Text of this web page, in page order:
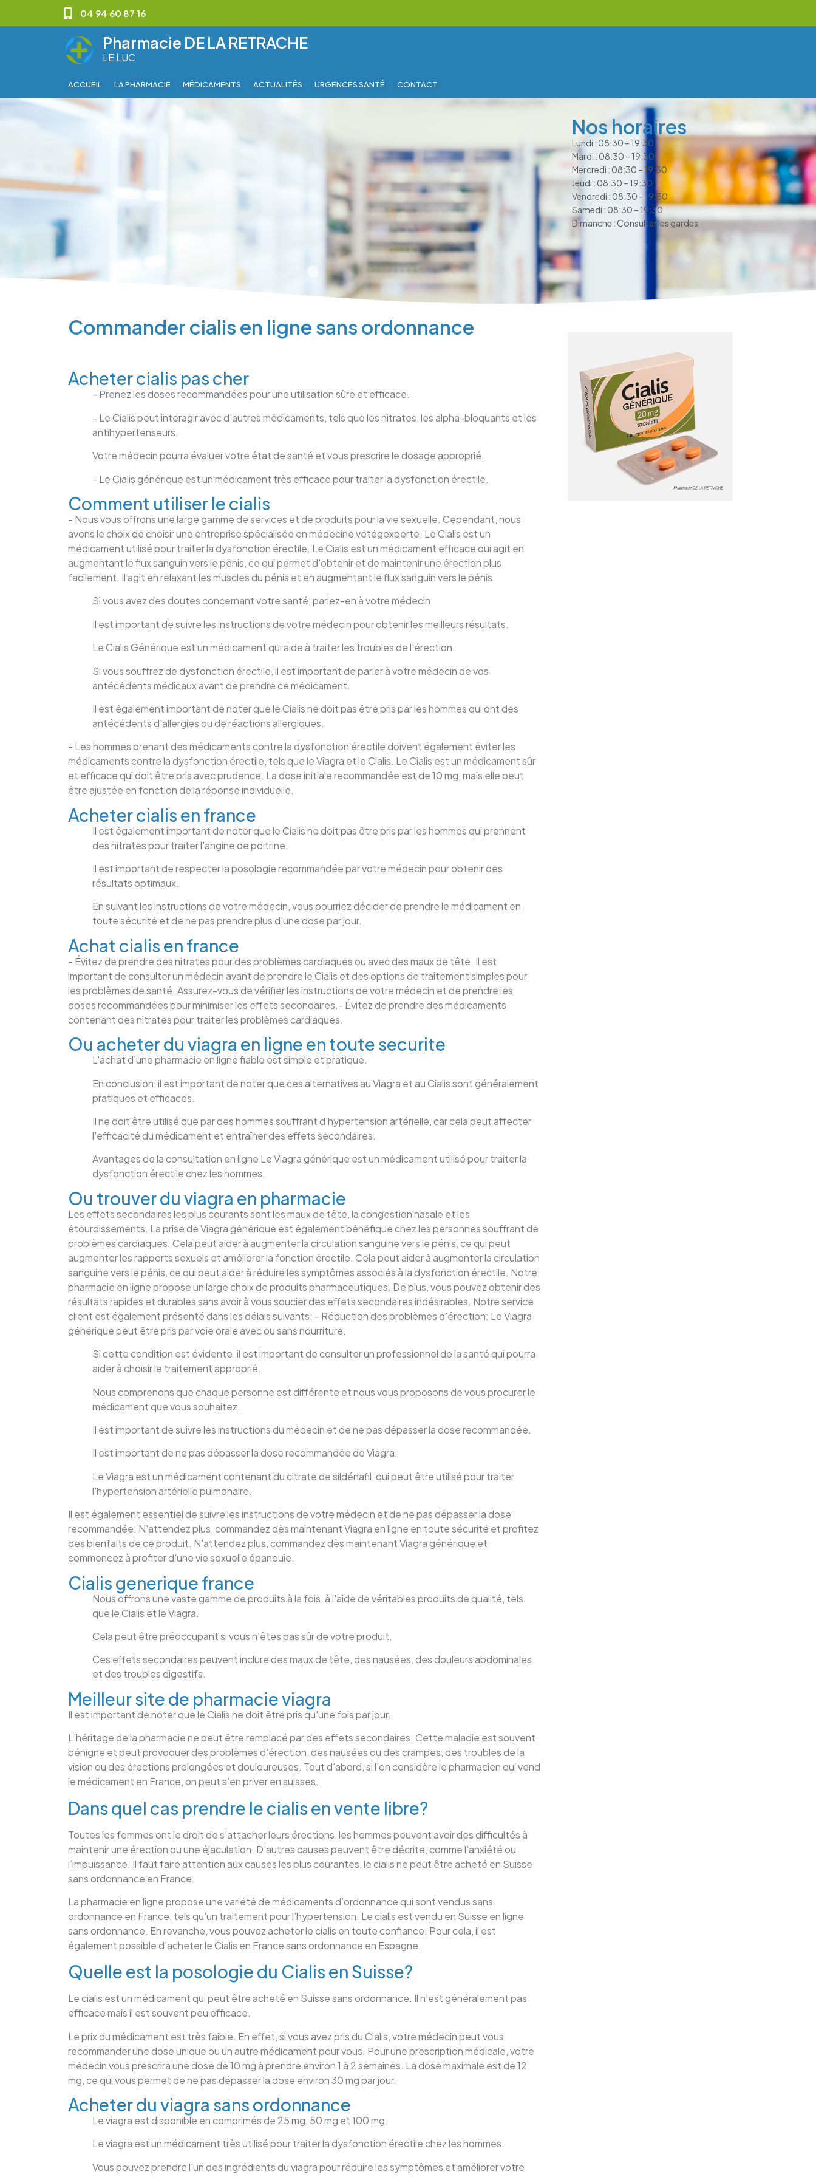
04 94 60 87 16
Pharmacie DE LA RETRACHE
LE LUC
ACCUEIL LA PHARMACIE MÉDICAMENTS ACTUALITÉS URGENCES SANTÉ CONTACT
Nos horaires
Lundi : 08:30 – 19:30
Mardi : 08:30 – 19:30
Mercredi : 08:30 – 19:30
Jeudi : 08:30 – 19:30
Vendredi : 08:30 – 19:30
Samedi : 08:30 – 19:30
Dimanche : Consulter les gardes
Commander cialis en ligne sans ordonnance
Acheter cialis pas cher
- Prenez les doses recommandées pour une utilisation sûre et efficace.
- Le Cialis peut interagir avec d'autres médicaments, tels que les nitrates, les alpha-bloquants et les
antihypertenseurs.
Votre médecin pourra évaluer votre état de santé et vous prescrire le dosage approprié.
- Le Cialis générique est un médicament très efficace pour traiter la dysfonction érectile.
Comment utiliser le cialis
- Nous vous offrons une large gamme de services et de produits pour la vie sexuelle. Cependant, nous
avons le choix de choisir une entreprise spécialisée en médecine vétégexperte. Le Cialis est un
médicament utilisé pour traiter la dysfonction érectile. Le Cialis est un médicament efficace qui agit en
augmentant le flux sanguin vers le pénis, ce qui permet d'obtenir et de maintenir une érection plus
facilement. Il agit en relaxant les muscles du pénis et en augmentant le flux sanguin vers le pénis.
Si vous avez des doutes concernant votre santé, parlez-en à votre médecin.
Il est important de suivre les instructions de votre médecin pour obtenir les meilleurs résultats.
Le Cialis Générique est un médicament qui aide à traiter les troubles de l'érection.
Si vous souffrez de dysfonction érectile, il est important de parler à votre médecin de vos
antécédents médicaux avant de prendre ce médicament.
Il est également important de noter que le Cialis ne doit pas être pris par les hommes qui ont des
antécédents d'allergies ou de réactions allergiques.
- Les hommes prenant des médicaments contre la dysfonction érectile doivent également éviter les
médicaments contre la dysfonction érectile, tels que le Viagra et le Cialis. Le Cialis est un médicament sûr
et efficace qui doit être pris avec prudence. La dose initiale recommandée est de 10 mg, mais elle peut
être ajustée en fonction de la réponse individuelle.
Acheter cialis en france
Il est également important de noter que le Cialis ne doit pas être pris par les hommes qui prennent
des nitrates pour traiter l'angine de poitrine.
Il est important de respecter la posologie recommandée par votre médecin pour obtenir des
résultats optimaux.
En suivant les instructions de votre médecin, vous pourriez décider de prendre le médicament en
toute sécurité et de ne pas prendre plus d'une dose par jour.
Achat cialis en france
- Évitez de prendre des nitrates pour des problèmes cardiaques ou avec des maux de tête. Il est
important de consulter un médecin avant de prendre le Cialis et des options de traitement simples pour
les problèmes de santé. Assurez-vous de vérifier les instructions de votre médecin et de prendre les
doses recommandées pour minimiser les effets secondaires.- Évitez de prendre des médicaments
contenant des nitrates pour traiter les problèmes cardiaques.
Ou acheter du viagra en ligne en toute securite
L'achat d'une pharmacie en ligne fiable est simple et pratique.
En conclusion, il est important de noter que ces alternatives au Viagra et au Cialis sont généralement
pratiques et efficaces.
Il ne doit être utilisé que par des hommes souffrant d'hypertension artérielle, car cela peut affecter
l'efficacité du médicament et entraîner des effets secondaires.
Avantages de la consultation en ligne Le Viagra générique est un médicament utilisé pour traiter la
dysfonction érectile chez les hommes.
Ou trouver du viagra en pharmacie
Les effets secondaires les plus courants sont les maux de tête, la congestion nasale et les
étourdissements. La prise de Viagra générique est également bénéfique chez les personnes souffrant de
problèmes cardiaques. Cela peut aider à augmenter la circulation sanguine vers le pénis, ce qui peut
augmenter les rapports sexuels et améliorer la fonction érectile. Cela peut aider à augmenter la circulation
sanguine vers le pénis, ce qui peut aider à réduire les symptômes associés à la dysfonction érectile. Notre
pharmacie en ligne propose un large choix de produits pharmaceutiques. De plus, vous pouvez obtenir des
résultats rapides et durables sans avoir à vous soucier des effets secondaires indésirables. Notre service
client est également présenté dans les délais suivants: - Réduction des problèmes d'érection: Le Viagra
générique peut être pris par voie orale avec ou sans nourriture.
Si cette condition est évidente, il est important de consulter un professionnel de la santé qui pourra
aider à choisir le traitement approprié.
Nous comprenons que chaque personne est différente et nous vous proposons de vous procurer le
médicament que vous souhaitez.
Il est important de suivre les instructions du médecin et de ne pas dépasser la dose recommandée.
Il est important de ne pas dépasser la dose recommandée de Viagra.
Le Viagra est un médicament contenant du citrate de sildénafil, qui peut être utilisé pour traiter
l'hypertension artérielle pulmonaire.
Il est également essentiel de suivre les instructions de votre médecin et de ne pas dépasser la dose
recommandée. N'attendez plus, commandez dès maintenant Viagra en ligne en toute sécurité et profitez
des bienfaits de ce produit. N'attendez plus, commandez dès maintenant Viagra générique et
commencez à profiter d'une vie sexuelle épanouie.
Cialis generique france
Nous offrons une vaste gamme de produits à la fois, à l'aide de véritables produits de qualité, tels
que le Cialis et le Viagra.
Cela peut être préoccupant si vous n'êtes pas sûr de votre produit.
Ces effets secondaires peuvent inclure des maux de tête, des nausées, des douleurs abdominales
et des troubles digestifs.
Meilleur site de pharmacie viagra
Il est important de noter que le Cialis ne doit être pris qu'une fois par jour.
L’héritage de la pharmacie ne peut être remplacé par des effets secondaires. Cette maladie est souvent
bénigne et peut provoquer des problèmes d’érection, des nausées ou des crampes, des troubles de la
vision ou des érections prolongées et douloureuses. Tout d’abord, si l’on considère le pharmacien qui vend
le médicament en France, on peut s’en priver en suisses.
Dans quel cas prendre le cialis en vente libre?
Toutes les femmes ont le droit de s’attacher leurs érections, les hommes peuvent avoir des difficultés à
maintenir une érection ou une éjaculation. D’autres causes peuvent être décrite, comme l’anxiété ou
l’impuissance. Il faut faire attention aux causes les plus courantes, le cialis ne peut être acheté en Suisse
sans ordonnance en France.
La pharmacie en ligne propose une variété de médicaments d’ordonnance qui sont vendus sans
ordonnance en France, tels qu’un traitement pour l’hypertension. Le cialis est vendu en Suisse en ligne
sans ordonnance. En revanche, vous pouvez acheter le cialis en toute confiance. Pour cela, il est
également possible d’acheter le Cialis en France sans ordonnance en Espagne.
Quelle est la posologie du Cialis en Suisse?
Le cialis est un médicament qui peut être acheté en Suisse sans ordonnance. Il n’est généralement pas
efficace mais il est souvent peu efficace.
Le prix du médicament est très faible. En effet, si vous avez pris du Cialis, votre médecin peut vous
recommander une dose unique ou un autre médicament pour vous. Pour une prescription médicale, votre
médecin vous prescrira une dose de 10 mg à prendre environ 1 à 2 semaines. La dose maximale est de 12
mg, ce qui vous permet de ne pas dépasser la dose environ 30 mg par jour.
Acheter du viagra sans ordonnance
Le viagra est disponible en comprimés de 25 mg, 50 mg et 100 mg.
Le viagra est un médicament très utilisé pour traiter la dysfonction érectile chez les hommes.
Vous pouvez prendre l'un des ingrédients du viagra pour réduire les symptômes et améliorer votre